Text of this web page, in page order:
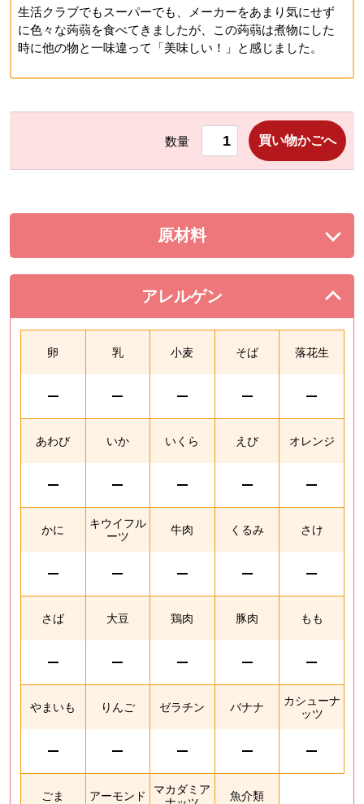
生活クラブでもスーパーでも、メーカーをあまり気にせず
に色々な蒟蒻を食べてきましたが、この蒟蒻は煮物にした
時に他の物と一味違って「美味しい！」と感じました。
数量 買い物かごへ
原材料を展開する。
アレルゲン
を閉じる。
卵 乳 小麦 そば 落花生
あわび いか いくら えび オレンジ
かに
キウイフル
ーツ
牛肉 くるみ さけ
さば 大豆 鶏肉 豚肉 もも
やまいも りんご ゼラチン バナナ
カシューナ
ッツ
ごま アーモンド
マカダミア
魚介類